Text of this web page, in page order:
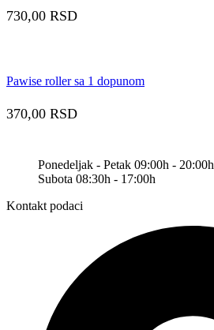
730,00 RSD
Pawise roller sa 1 dopunom
370,00 RSD
Ponedeljak - Petak 09:00h - 20:00h
Subota 08:30h - 17:00h
Kontakt podaci